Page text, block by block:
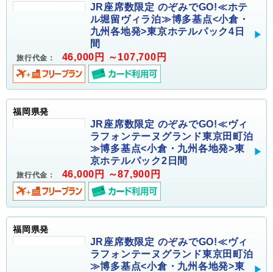
JR座席数限定 のぞみでGO!≪ホテ
ル堀留ヴィラ泊≫博多基点<小倉・
九州各地発>東京ホテルパック4日
間
旅行代金： 46,000円 ～107,700円
福岡県発
JR座席数限定 のぞみでGO!≪ヴィ
ラフォンテーヌグランド東京田町泊
≫博多基点<小倉・九州各地発>東
京ホテルパック2日間
旅行代金： 46,000円 ～87,900円
福岡県発
JR座席数限定 のぞみでGO!≪ヴィ
ラフォンテーヌグランド東京田町泊
≫博多基点<小倉・九州各地発>東